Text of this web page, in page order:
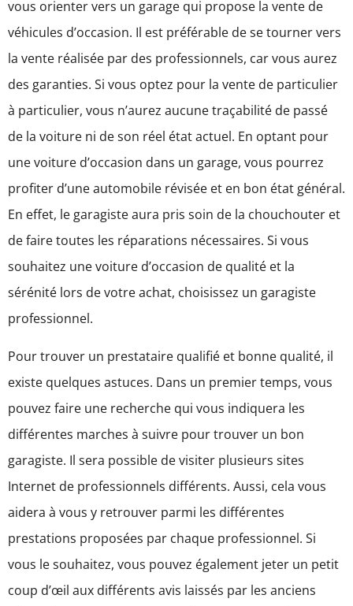
vous orienter vers un garage qui propose la vente de
véhicules d’occasion. Il est préférable de se tourner vers
la vente réalisée par des professionnels, car vous aurez
des garanties. Si vous optez pour la vente de particulier
à particulier, vous n’aurez aucune traçabilité de passé
de la voiture ni de son réel état actuel. En optant pour
une voiture d’occasion dans un garage, vous pourrez
profiter d’une automobile révisée et en bon état général.
En effet, le garagiste aura pris soin de la chouchouter et
de faire toutes les réparations nécessaires. Si vous
souhaitez une voiture d’occasion de qualité et la
sérénité lors de votre achat, choisissez un garagiste
professionnel.
Pour trouver un prestataire qualifié et bonne qualité, il
existe quelques astuces. Dans un premier temps, vous
pouvez faire une recherche qui vous indiquera les
différentes marches à suivre pour trouver un bon
garagiste. Il sera possible de visiter plusieurs sites
Internet de professionnels différents. Aussi, cela vous
aidera à vous y retrouver parmi les différentes
prestations proposées par chaque professionnel. Si
vous le souhaitez, vous pouvez également jeter un petit
coup d’œil aux différents avis laissés par les anciens